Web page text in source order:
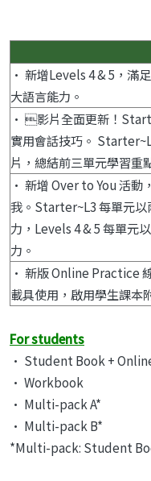
• 新增Levels 4 & 5，滿
大語言能力。
• 影片全面更新！
實用會話技巧。
片，總結前三單元學習重
• 新增 Over to You 活動
我。Starter~L3 每單元以
力，Levels 4 & 5 每單元
力。
• 新版 Online Practice
載具使用，啟用學生課本
For students
• Student Book +
• Workbook
• Multi-pack A*
• Multi-pack B*
*Multi-pack: Student